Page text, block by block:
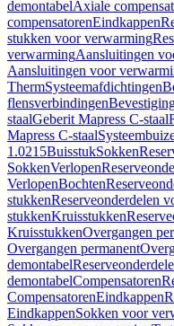
demontabelAxiale
compensatorenEindkappen
stukken voor verwarming
verwarmingAansluitingen
Aansluitingen voor
ThermSysteemafdichtingen
flensverbindingen
staalGeberit Mapress C-staal
Mapress C-staal
1.0215BuisstukSokken
SokkenVerlopen
VerlopenBochten
stukkenReserveonderdelen
stukkenKruisstukken
KruisstukkenOvergangen
Overgangen permanent
demontabel
demontabelCompensatoren
CompensatorenEindkappen
EindkappenSokken voor